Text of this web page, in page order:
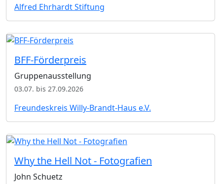
Alfred Ehrhardt Stiftung
BFF-Förderpreis
Gruppenausstellung
03.07. bis 27.09.2026
Freundeskreis Willy-Brandt-Haus e.V.
Why the Hell Not - Fotografien
John Schuetz